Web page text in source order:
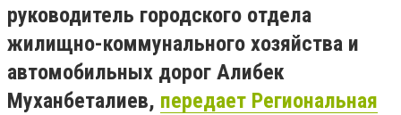
руководитель городского отдела
жилищно-коммунального хозяйства и
автомобильных дорог Алибек
Муханбеталиев, передает Региональная